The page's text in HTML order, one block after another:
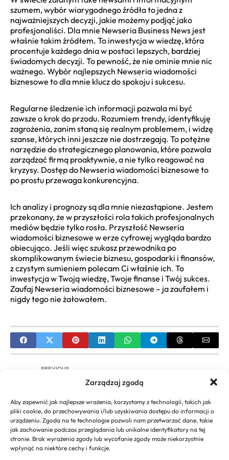
Zarządzaj zgodą
Aby zapewnić jak najlepsze wrażenia, korzystamy z technologii, takich jak
pliki cookie, do przechowywania i/lub uzyskiwania dostępu do informacji o
urządzeniu. Zgoda na te technologie pozwoli nam przetwarzać dane, takie
jak zachowanie podczas przeglądania lub unikalne identyfikatory na tej
stronie. Brak wyrażenia zgody lub wycofanie zgody może niekorzystnie
wpłynąć na niektóre cechy i funkcje.
szumem, wybór wiarygodnego źródła to jedna z
najważniejszych decyzji, jakie możemy podjąć jako
profesjonaliści. Dla mnie Newseria Business News jest
właśnie takim źródłem. To inwestycja w wiedzę, która
procentuje każdego dnia w postaci lepszych, bardziej
świadomych decyzji. To pewność, że nie ominie mnie nic
ważnego. Wybór najlepszych Newseria wiadomości
biznesowe to dla mnie klucz do spokoju i sukcesu.
Regularne śledzenie ich informacji pozwala mi być
zawsze o krok do przodu. Rozumiem trendy, identyfikuję
zagrożenia, zanim staną się realnym problemem, i widzę
szanse, których inni jeszcze nie dostrzegają. To potężne
narzędzie do strategicznego planowania, które pozwala
zarządzać firmą proaktywnie, a nie tylko reagować na
kryzysy. Dostęp do Newseria wiadomości biznesowe to
po prostu przewaga konkurencyjna.
Ich analizy i prognozy są dla mnie niezastąpione. Jestem
przekonany, że w przyszłości rola takich profesjonalnych
mediów będzie tylko rosła. Przyszłość Newseria
wiadomości biznesowe w erze cyfrowej wygląda bardzo
obiecująco. Jeśli więc szukasz przewodnika po
skomplikowanym świecie biznesu, gospodarki i finansów,
z czystym sumieniem polecam Ci właśnie ich. To
inwestycja w Twoją wiedzę, Twoje finanse i Twój sukces.
Zaufaj Newseria wiadomości biznesowe – ja zaufałem i
nigdy tego nie żałowałem.
PREVIOUS
Somfy Rozwiązania dla Firm: Automatyka
NEXT
Park Biznesu Wrocław: Wynajem Biur i
Rozwiązania Elastyczne